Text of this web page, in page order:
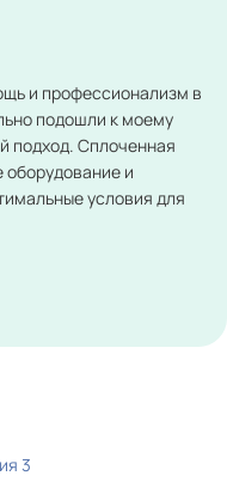
и профессионализм в
подошли к моему
подход. Сплоченная
и
условия для